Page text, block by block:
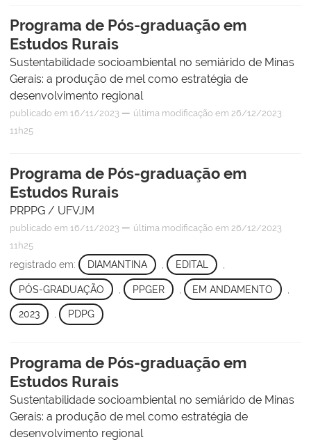
Programa de Pós-graduação em
Estudos Rurais
Sustentabilidade socioambiental no semiárido de Minas
Gerais: a produção de mel como estratégia de
desenvolvimento regional
publicado em 16/11/2023 — última modificação em 26/12/2023
11h25
Programa de Pós-graduação em
Estudos Rurais
PRPPG / UFVJM
publicado em 16/11/2023 — última modificação em 26/12/2023
11h25
registrado em: DIAMANTINA EDITAL
PÓS-GRADUAÇÃO PPGER EM ANDAMENTO
2023 , PDPG
Programa de Pós-graduação em
Estudos Rurais
Sustentabilidade socioambiental no semiárido de Minas
Gerais: a produção de mel como estratégia de
desenvolvimento regional